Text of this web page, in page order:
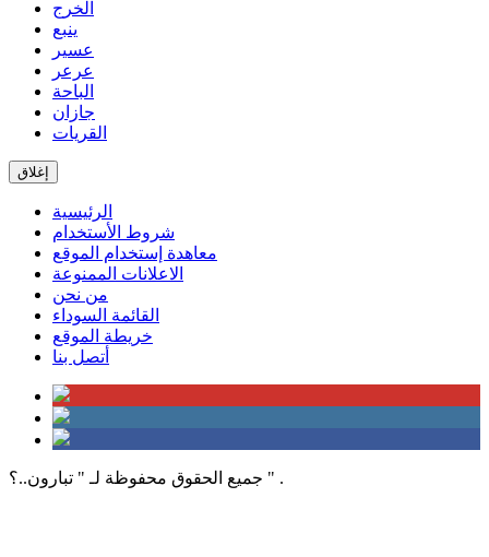
الخرج
ينبع
عسير
عرعر
الباحة
جازان
القريات
إغلاق
الرئيسية
شروط الأستخدام
معاهدة إستخدام الموقع
الاعلانات الممنوعة
من نحن
القائمة السوداء
خريطة الموقع
أتصل بنا
جميع الحقوق محفوظة لـ " تبارون..؟ " .